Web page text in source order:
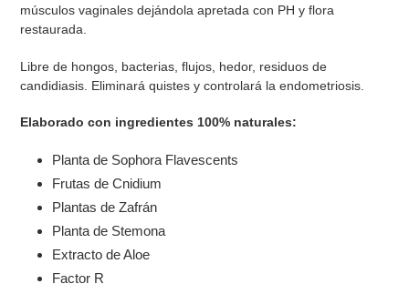
músculos vaginales dejándola apretada con PH y flora
restaurada.
Libre de hongos, bacterias, flujos, hedor, residuos de
candidiasis. Eliminará quistes y controlará la endometriosis.
Elaborado con ingredientes 100% naturales:
Planta de Sophora Flavescents
Frutas de Cnidium
Plantas de Zafrán
Planta de Stemona
Extracto de Aloe
Factor R